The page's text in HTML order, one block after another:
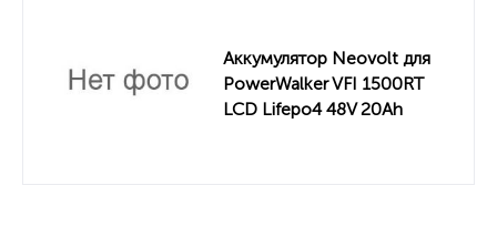
Аккумулятор Neovolt для
PowerWalker VFI 1500RT
LCD Lifepo4 48V 20Ah